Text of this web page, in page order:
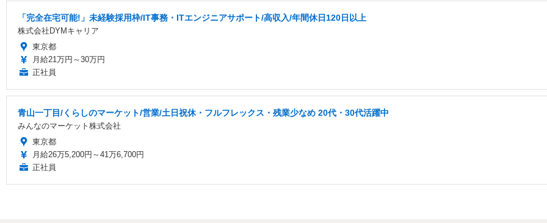
「完全在宅可能!」未経験採用枠/IT事務・ITエンジニアサポート/高収入/年間休日120日以上
株式会社DYMキャリア
東京都
月給21万円～30万円
正社員
青山一丁目/くらしのマーケット/営業/土日祝休・フルフレックス・残業少なめ 20代・30代活躍中
みんなのマーケット株式会社
東京都
月給26万5,200円～41万6,700円
正社員